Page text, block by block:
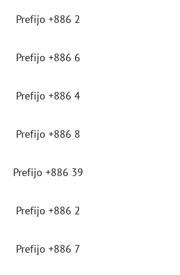
Prefijo +886 2
Prefijo +886 6
Prefijo +886 4
Prefijo +886 8
Prefijo +886 39
Prefijo +886 2
Prefijo +886 7